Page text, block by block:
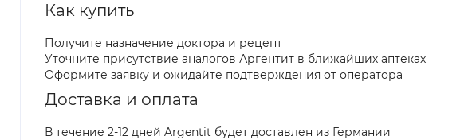
Как купить
Получите назначение доктора и рецепт
Уточните присутствие аналогов Аргентит в ближайших аптеках
Оформите заявку и ожидайте подтверждения от оператора
Доставка и оплата
В течение 2-12 дней Argentit будет доставлен из Германии